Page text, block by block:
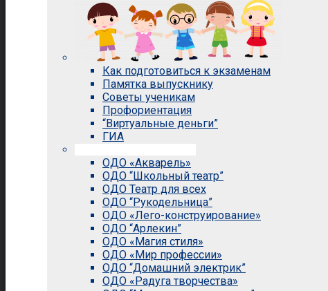
Как подготовиться к экзаменам
Памятка выпускнику
Советы ученикам
Профориентация
“Виртуальные деньги”
ГИА
ОДО «Акварель»
ОДО “Школьный театр”
ОДО Театр для всех
ОДО “Рукодельница”
ОДО «Лего-конструирование»
ОДО “Арлекин”
ОДО «Магия стиля»
ОДО «Мир профессии»
ОДО “Домашний электрик”
ОДО «Радуга творчества»